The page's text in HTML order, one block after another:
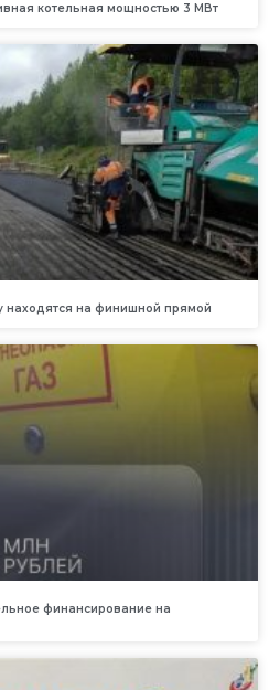
котельная мощностью 3 МВт
находятся на финишной прямой
финансирование на